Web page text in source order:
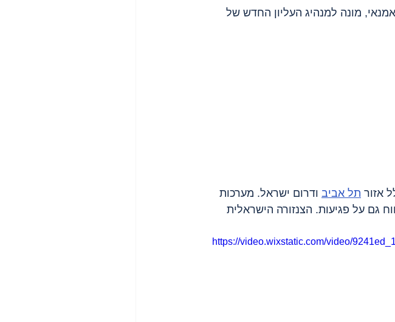
מונה למנהיג העליון החדש של
אזור תל אביב ודרום ישראל. מערכות
גם על פגיעות. הצנזורה הישראלית
https://video.wixstatic.com/video/